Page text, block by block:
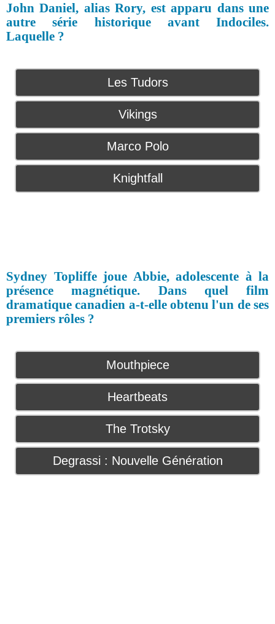
John Daniel, alias Rory, est apparu dans une
autre série historique avant Indociles.
Laquelle ?
Les Tudors
Vikings
Marco Polo
Knightfall
Sydney Topliffe joue Abbie, adolescente à la
présence magnétique. Dans quel film
dramatique canadien a-t-elle obtenu l'un de ses
premiers rôles ?
Mouthpiece
Heartbeats
The Trotsky
Degrassi : Nouvelle Génération